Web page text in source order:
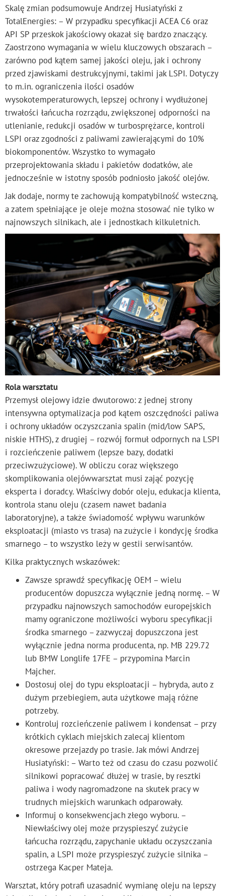
Skalę zmian podsumowuje Andrzej Husiatyński z
TotalEnergies: – W przypadku specyfikacji ACEA C6 oraz
API SP przeskok jakościowy okazał się bardzo znaczący.
Zaostrzono wymagania w wielu kluczowych obszarach –
zarówno pod kątem samej jakości oleju, jak i ochrony
przed zjawiskami destrukcyjnymi, takimi jak LSPI. Dotyczy
to m.in. ograniczenia ilości osadów
wysokotemperaturowych, lepszej ochrony i wydłużonej
trwałości łańcucha rozrządu, zwiększonej odporności na
utlenianie, redukcji osadów w turbosprężarce, kontroli
LSPI oraz zgodności z paliwami zawierającymi do 10%
biokomponentów. Wszystko to wymagało
przeprojektowania składu i pakietów dodatków, ale
jednocześnie w istotny sposób podniosło jakość olejów.
Jak dodaje, normy te zachowują kompatybilność wsteczną,
a zatem spełniające je oleje można stosować nie tylko w
najnowszych silnikach, ale i jednostkach kilkuletnich.
Rola warsztatu
Przemysł olejowy idzie dwutorowo: z jednej strony
intensywna optymalizacja pod kątem oszczędności paliwa
i ochrony układów oczyszczania spalin (mid/low SAPS,
niskie HTHS), z drugiej – rozwój formuł odpornych na LSPI
i rozcieńczenie paliwem (lepsze bazy, dodatki
przeciwzużyciowe). W obliczu coraz większego
skomplikowania olejówwarsztat musi zająć pozycję
eksperta i doradcy. Właściwy dobór oleju, edukacja klienta,
kontrola stanu oleju (czasem nawet badania
laboratoryjne), a także świadomość wpływu warunków
eksploatacji (miasto vs trasa) na zużycie i kondycję środka
smarnego – to wszystko leży w gestii serwisantów.
Kilka praktycznych wskazówek:
Zawsze sprawdź specyfikację OEM – wielu
producentów dopuszcza wyłącznie jedną normę. – W
przypadku najnowszych samochodów europejskich
mamy ograniczone możliwości wyboru specyfikacji
środka smarnego – zazwyczaj dopuszczona jest
wyłącznie jedna norma producenta, np. MB 229.72
lub BMW Longlife 17FE – przypomina Marcin
Majcher.
Dostosuj olej do typu eksploatacji – hybryda, auto z
dużym przebiegiem, auta użytkowe mają różne
potrzeby.
Kontroluj rozcieńczenie paliwem i kondensat – przy
krótkich cyklach miejskich zalecaj klientom
okresowe przejazdy po trasie. Jak mówi Andrzej
Husiatyński: – Warto też od czasu do czasu pozwolić
silnikowi popracować dłużej w trasie, by resztki
paliwa i wody nagromadzone na skutek pracy w
trudnych miejskich warunkach odparowały.
Informuj o konsekwencjach złego wyboru. –
Niewłaściwy olej może przyspieszyć zużycie
łańcucha rozrządu, zapychanie układu oczyszczania
spalin, a LSPI może przyspieszyć zużycie silnika –
ostrzega Kacper Mateja.
Warsztat, który potrafi uzasadnić wymianę oleju na lepszy